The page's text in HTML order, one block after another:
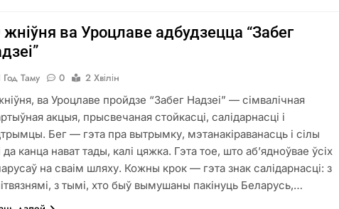
жніўня ва Уроцлаве адбудзецца “Забег
Год Таму 0
2 Хвілін
ва Уроцлаве пройдзе “Забег Надзеі” — сімвалічная
акцыя, прысвечаная стойкасці, салідарнасці і
Бег — гэта пра вытрымку, мэтанакіраванасць і сілы
да канца нават тады, калі цяжка. Гэта тое, што аб’ядноўвае ўсіх
на сваім шляху. Кожны крок — гэта знак салідарнасці: з
з тымі, хто быў вымушаны пакінуць Беларусь,…